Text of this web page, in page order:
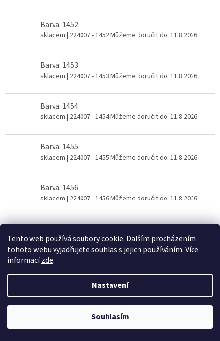
Tento web používá soubory cookie. Dalším procházením
tohoto webu vyjadřujete souhlas s jejich používáním. Více
informacízde.
Nastavení
Souhlasím
Barva: 1452
skladem | 224007 - 1452Můžeme doručit do: 11.8.2026
Barva: 1453
skladem | 224007 - 1453 Můžeme doručit do: 11.8.2026
Barva: 1454
skladem | 224007 - 1454Můžeme doručit do: 11.8.2026
Barva: 1455
skladem | 224007 - 1455 Můžeme doručit do: 11.8.2026
Barva: 1456
skladem | 224007 - 1456Můžeme doručit do: 11.8.2026
skladem| 224007 - 1457Můžeme doručit do: 11.8.2026
Můžeme doručit do:
| 224007 - 1459Můžeme doručit do: